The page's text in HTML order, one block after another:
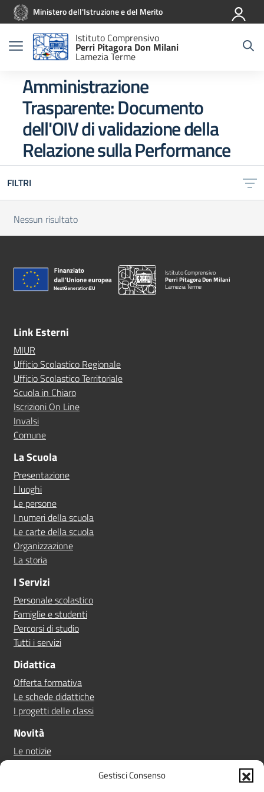
Gestisci Consenso
Vai ai contenuti
Vai al menu di navigazione
Vai al footerMinistero dell'Istruzione e del Merito
Istituto Comprensivo
Perri Pitagora Don Milani
Lamezia Terme
Amministrazione
Trasparente:Documento
dell'OIV di validazione della
Relazione sulla Performance
FILTRI
Nessun risultato
Istituto Comprensivo
Perri Pitagora Don Milani
Lamezia Terme
Link Esterni
MIUR
Ufficio Scolastico Regionale
Ufficio Scolastico Territoriale
Scuola in Chiaro
Iscrizioni On Line
Invalsi
Comune
La Scuola
Presentazione
I luoghi
Le persone
I numeri della scuola
Le carte della scuola
Organizzazione
La storia
I Servizi
Personale scolastico
Famiglie e studenti
Percorsi di studio
Tutti i servizi
Didattica
Offerta formativa
Le schede didattiche
I progetti delle classi
Novità
Le notizie
Le circolari